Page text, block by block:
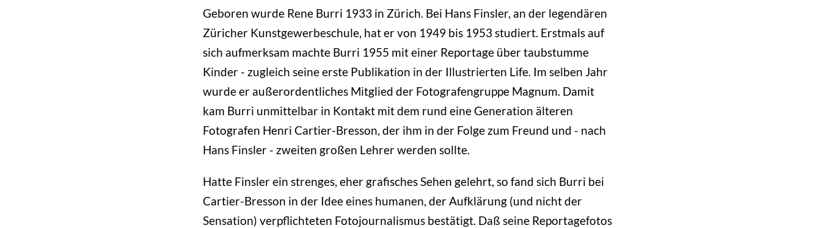
Geboren wurde Rene Burri 1933 in Zürich. Bei Hans Finsler, an der legendären
Züricher Kunstgewerbeschule, hat er von 1949 bis 1953 studiert. Erstmals auf
sich aufmerksam machte Burri 1955 mit einer Reportage über taubstumme
Kinder - zugleich seine erste Publikation in der Illustrierten Life. Im selben Jahr
wurde er außerordentliches Mitglied der Fotografengruppe Magnum. Damit
kam Burri unmittelbar in Kontakt mit dem rund eine Generation älteren
Fotografen Henri Cartier-Bresson, der ihm in der Folge zum Freund und - nach
Hans Finsler - zweiten großen Lehrer werden sollte.
Hatte Finsler ein strenges, eher grafisches Sehen gelehrt, so fand sich Burri bei
Cartier-Bresson in der Idee eines humanen, der Aufklärung (und nicht der
Sensation) verpflichteten Fotojournalismus bestätigt. Daß seine Reportagefotos